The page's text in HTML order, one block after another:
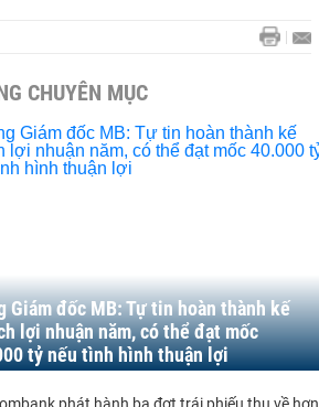
CHUYÊN MỤC
Giám đốc MB: Tự tin hoàn thành kế
lợi nhuận năm, có thể đạt mốc
tỷ nếu tình hình thuận lợi
phát hành ba đợt trái phiếu thu về hơn